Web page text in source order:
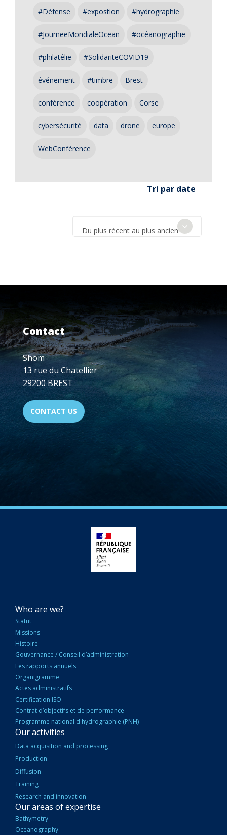
#Défense #expostion #hydrographie
#JourneeMondialeOcean #océanographie
#philatélie #SolidariteCOVID19
événement #timbre Brest
conférence coopération Corse
cybersécurité data drone europe
WebConférence
Tri par date
Du plus récent au plus ancien
Contact
Shom
13 rue du Chatellier
29200 BREST
CONTACT US
NAVIGATION
PRINCIPALE
Who are we?
Statut
Missions
Histoire
Gouvernance / Conseil d’administration
Les rapports annuels
Organigramme
Actes administratifs
Certification ISO
Contrat d’objectifs et de performance
Programme national d'hydrographie (PNH)
Our activities
Data acquisition and processing
Production
Diffusion
Training
Research and innovation
Our areas of expertise
Bathymetry
Oceanography